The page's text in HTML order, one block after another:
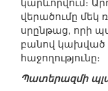
վերածումը մեկ
սրընթաց, որի
բանով կախված
հաջողությունը։
Պատերազմի